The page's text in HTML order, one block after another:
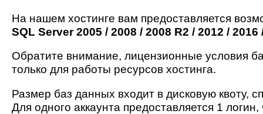
На нашем хостинге вам предоставляется
SQL Server 2005 / 2008 / 2008 R2 / 2012 /
Обратите внимание, лицензионные условия
только для работы ресурсов хостинга.
Размер баз данных входит в дисковую квоту,
Для одного аккаунта предоставляется 1